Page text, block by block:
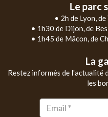
Le parc
• 2h de Lyon,
• 1h30 de Dijon, de
• 1h45 de Mâcon, de
La
Restez informés de l'actualité
les